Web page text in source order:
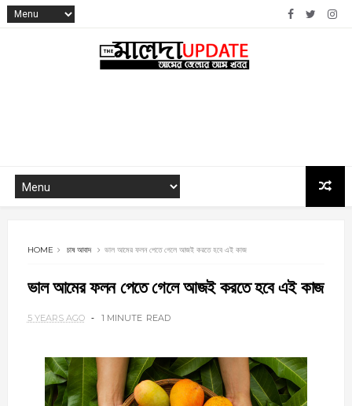
HOME চাষ আবাদ ভাল আমের ফলন পেতে গেলে আজই করতে হবে এই কাজ
ভাল আমের ফলন পেতে গেলে আজই করতে হবে এই কাজ
5 YEARS AGO 1 MINUTE READ